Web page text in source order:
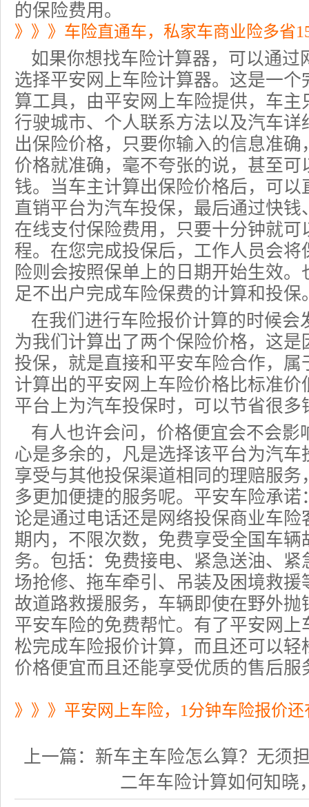
的保险费用。
》》》车险直通车，私家车商业险多省
如果你想找车险计算器，可以通过
选择平安网上车险计算器。这是一
算工具，由平安网上车险提供，车
行驶城市、个人联系方法以及汽车
出保险价格，只要你输入的信息准确
价格就准确，毫不夸张的说，甚至
钱。当车主计算出保险价格后，可
直销平台为汽车投保，最后通过快
在线支付保险费用，只要十分钟就可
程。在您完成投保后，工作人员会
险则会按照保单上的日期开始生效
足不出户完成车险保费的计算和投保
在我们进行车险报价计算的时候会
为我们计算出了两个保险价格，这
投保，就是直接和平安车险合作，
计算出的平安网上车险价格比标准
平台上为汽车投保时，可以节省很多
有人也许会问，价格便宜会不会影
心是多余的，凡是选择该平台为汽
享受与其他投保渠道相同的理赔服
多更加便捷的服务呢。平安车险承
论是通过电话还是网络投保商业车
期内，不限次数，免费享受全国车
务。包括：免费接电、紧急送油、
场抢修、拖车牵引、吊装及困境救
故道路救援服务，车辆即使在野外
平安车险的免费帮忙。有了平安网
松完成车险报价计算，而且还可以
价格便宜而且还能享受优质的售后服
》》》平安网上车险，1分钟车险报价
上一篇： 新车主车险怎么算？无须
二年车险计算如何知晓